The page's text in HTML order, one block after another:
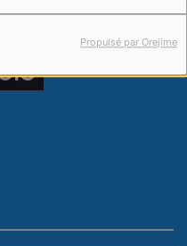
Propulsé par Orejime